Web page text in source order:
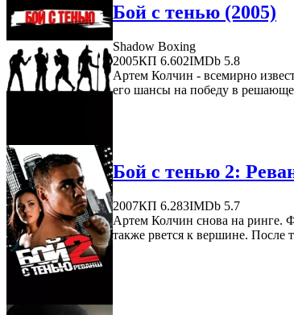
Бой с тенью (2005)
Shadow Boxing
2005КП 6.602IMDb 5.8
Артем Колчин - всемирно
его шансы на победу в
Бой с тенью 2:
2007КП 6.283IMDb 5.7
Артем Колчин снова на ринге.
также рвется к вершине. После